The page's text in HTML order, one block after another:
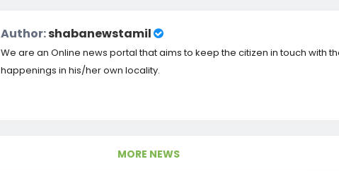
Author:shabanewstamil
We are an Online news portal that aims to keep the citizen in touch with
happenings in his/her own locality.
MORE NEWS